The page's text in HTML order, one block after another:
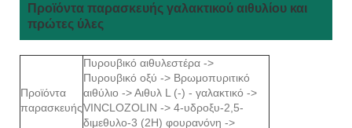
Προϊόντα παρασκευής γαλακτικού αιθυλίου και
πρώτες ύλες
Προϊόντα
παρασκευής
Πυρουβικό αιθυλεστέρα ->
Πυρουβικό οξύ -> Βρωμοπυριτικό
αιθύλιο -> Αιθυλ L (-) - γαλακτικό ->
VINCLOZOLIN -> 4-υδροξυ-2,5-
διμεθυλο-3 (2Η) φουρανόνη ->